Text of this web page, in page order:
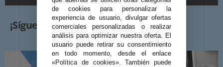
¡Síguenos!
de cookies para personalizar la
experiencia de usuario, divulgar ofertas
comerciales personalizadas o realizar
análisis para optimizar nuestra oferta. El
usuario puede retirar su consentimiento
en todo momento, desde el enlace
«Política de cookies». También puede